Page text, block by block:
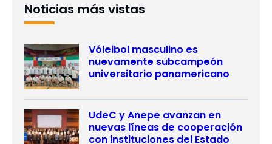
Noticias más vistas
Vóleibol masculino es
nuevamente subcampeón
universitario panamericano
UdeC y Anepe avanzan en
nuevas líneas de cooperación
con instituciones del Estado